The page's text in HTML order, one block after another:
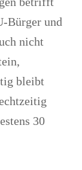
Bürger und
nicht
bleibt
30